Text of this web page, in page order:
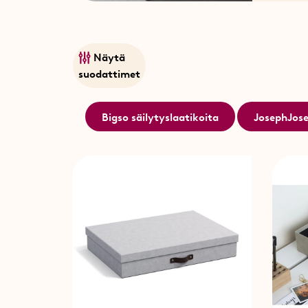
Näytä
suodattimet
Bigso säilytyslaatikoita